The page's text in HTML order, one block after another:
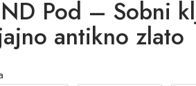
Pod – Sobni
antikno zlato